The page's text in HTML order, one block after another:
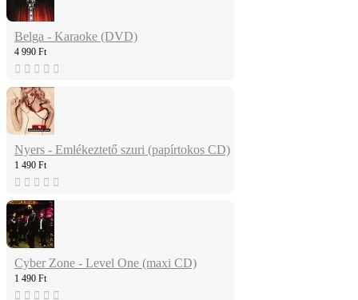
Belga - Karaoke (DVD)
4 990 Ft
Nyers - Emlékeztető szuri (papírtokos CD)
1 490 Ft
Cyber Zone - Level One (maxi CD)
1 490 Ft